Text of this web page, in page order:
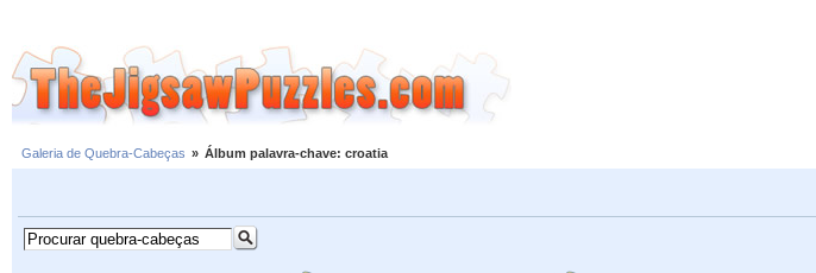
Galeria de Quebra-Cabeças » Álbum palavra-chave: croatia